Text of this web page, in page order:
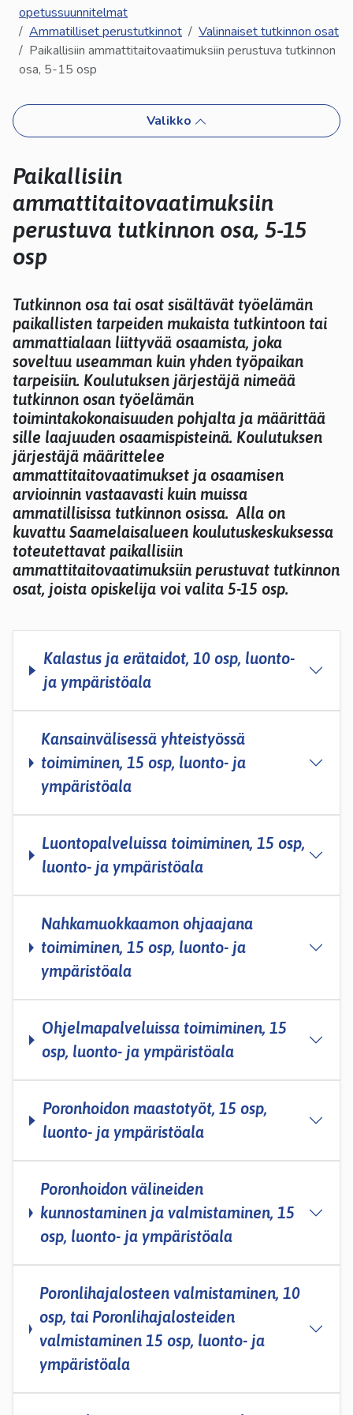
ja
pyyhkäisyliikkeitä.
opetussuunnitelmat
Ammatilliset perustutkinnot
Valinnaiset tutkinnon osat
Paikallisiin ammattitaitovaatimuksiin perustuva tutkinnon
osa, 5-15 osp
Valikko
Paikallisiin
ammattitaitovaatimuksiin
perustuva tutkinnon osa, 5-15
osp
Tutkinnon osa tai osat sisältävät työelämän
paikallisten tarpeiden mukaista tutkintoon tai
ammattialaan liittyvää osaamista, joka
soveltuu useamman kuin yhden työpaikan
tarpeisiin. Koulutuksen järjestäjä nimeää
tutkinnon osan työelämän
toimintakokonaisuuden pohjalta ja määrittää
sille laajuuden osaamispisteinä. Koulutuksen
järjestäjä määrittelee
ammattitaitovaatimukset ja osaamisen
arvioinnin vastaavasti kuin muissa
ammatillisissa tutkinnon osissa. Alla on
kuvattu Saamelaisalueen koulutuskeskuksessa
toteutettavat paikallisiin
ammattitaitovaatimuksiin perustuvat tutkinnon
osat, joista opiskelija voi valita 5-15 osp.
Kalastus ja erätaidot, 10 osp, luonto-
ja ympäristöala
Kansainvälisessä yhteistyössä
toimiminen, 15 osp, luonto- ja
ympäristöala
Luontopalveluissa toimiminen, 15 osp,
luonto- ja ympäristöala
Nahkamuokkaamon ohjaajana
toimiminen, 15 osp, luonto- ja
ympäristöala
Ohjelmapalveluissa toimiminen, 15
osp, luonto- ja ympäristöala
Poronhoidon maastotyöt, 15 osp,
luonto- ja ympäristöala
Poronhoidon välineiden
kunnostaminen ja valmistaminen, 15
osp, luonto- ja ympäristöala
Poronlihajalosteen valmistaminen, 10
osp, tai Poronlihajalosteiden
valmistaminen 15 osp, luonto- ja
ympäristöala